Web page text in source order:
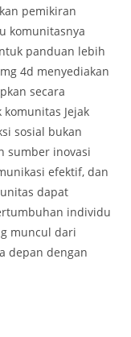
pemikiran
komunitasnya
panduan lebih
4d menyediakan
secara
Jejak
sosial bukan
sumber inovasi
efektif, dan
dapat
individu
muncul dari
depan dengan